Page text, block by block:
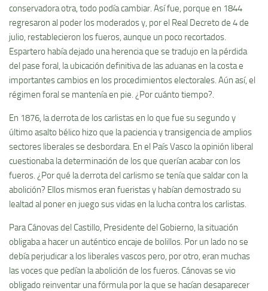
conservadora otra, todo podí­a cambiar. Así­ fue, porque en 1844
regresaron al poder los moderados y, por el Real Decreto de 4 de
julio, restablecieron los fueros, aunque un poco recortados.
Espartero habí­a dejado una herencia que se tradujo en la pérdida
del pase foral, la ubicación definitiva de las aduanas en la costa e
importantes cambios en los procedimientos electorales. Aún así­, el
régimen foral se mantení­a en pie. ¿Por cuánto tiempo?.
En 1876, la derrota de los carlistas en lo que fue su segundo y
último asalto bélico hizo que la paciencia y transigencia de amplios
sectores liberales se desbordara. En el Paí­s Vasco la opinión liberal
cuestionaba la determinación de los que querí­an acabar con los
fueros. ¿Por qué la derrota del carlismo se tení­a que saldar con la
abolición? Ellos mismos eran fueristas y habí­an demostrado su
lealtad al poner en juego sus vidas en la lucha contra los carlistas.
Para Cánovas del Castillo, Presidente del Gobierno, la situación
obligaba a hacer un auténtico encaje de bolillos. Por un lado no se
debí­a perjudicar a los liberales vascos pero, por otro, eran muchas
las voces que pedí­an la abolición de los fueros. Cánovas se vio
obligado reinventar una fórmula por la que se hací­an desaparecer